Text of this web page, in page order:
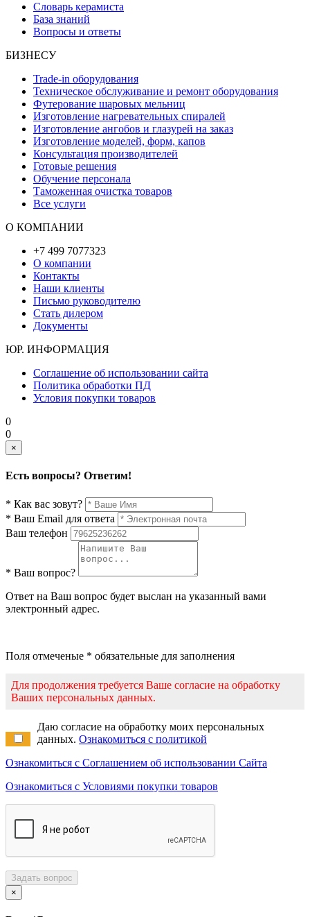
Словарь керамиста
База знаний
Вопросы и ответы
БИЗНЕСУ
Trade-in оборудования
Техническое обслуживание и ремонт оборудования
Футерование шаровых мельниц
Изготовление нагревательных спиралей
Изготовление ангобов и глазурей на заказ
Изготовление моделей, форм, капов
Консультация производителей
Готовые решения
Обучение персонала
Таможенная очистка товаров
Все услуги
О КОМПАНИИ
+7 499 7077323
О компании
Контакты
Наши клиенты
Письмо руководителю
Стать дилером
Документы
ЮР. ИНФОРМАЦИЯ
Соглашение об использовании сайта
Политика обработки ПД
Условия покупки товаров
0
0
×
Есть вопросы? Ответим!
* Как вас зовут?
* Ваш Email для ответа
Ваш телефон
* Ваш вопрос?
Ответ на Ваш вопрос будет выслан на указанный вами
электронный адрес.
Поля отмеченые * обязательные для заполнения
Для продолжения требуется Ваше согласие на обработку
Ваших персональных данных.
Даю согласие на обработку моих персональных
данных. Ознакомиться с политикой
Ознакомиться с Соглашением об использовании Сайта
Ознакомиться с Условиями покупки товаров
Задать вопрос
×